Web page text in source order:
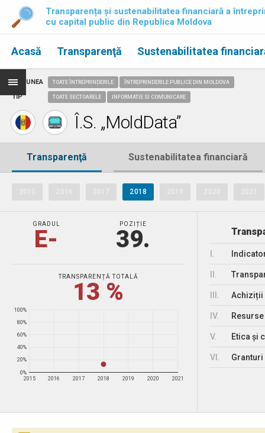
Transparența și sustenabilitatea financiară a
cu capital public din Republica Moldova
Acasă Transparenţă Sustenabilitatea
REGIUNEA
TIP
TOATE ÎNTREPRINDERILE ÎNTREPRINDERILE PUBLICE DIN MOLDOVA
TOATE SECTOARELE INFORMATIE SI COMUNICARE
Î.S. „MoldData”
Transparenţă Sustenabilitatea financiară
2018
GRADUL
E-
POZIȚIE
39.
TRANSPARENȚĂ TOTALĂ
13 %
2015 2016 2017 2018 2019 2020 2021
0%
20%
40%
60%
80%
100%
Achiziții
IV.
V. Etica și
VI.